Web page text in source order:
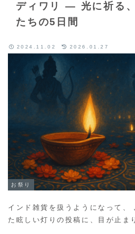
ディワリ — 光に祈る
たちの5日間
お祭り
2024.11.02 2026.01.27
インド雑貨を扱うようになって、
た眩しい灯りの投稿に、目が止ま